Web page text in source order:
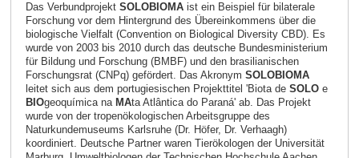
Das Verbundprojekt SOLOBIOMAist ein Beispiel für bilaterale
Forschung vor dem Hintergrund des Übereinkommens über die
biologische Vielfalt (Convention on Biological Diversity CBD). Es
wurde von 2003 bis 2010 durch das deutsche Bundesministerium
für Bildung und Forschung (BMBF) und den brasilianischen
Forschungsrat (CNPq) gefördert. Das Akronym SOLOBIOMA
leitet sich aus dem portugiesischen Projekttitel 'Biota de SOLOe
BIOgeoquímica na MAta Atlântica do Paraná' ab. Das Projekt
wurde von der tropenökologischen Arbeitsgruppe des
Naturkundemuseums Karlsruhe (Dr. Höfer, Dr. Verhaagh)
koordiniert. Deutsche Partner waren Tierökologen der Universität